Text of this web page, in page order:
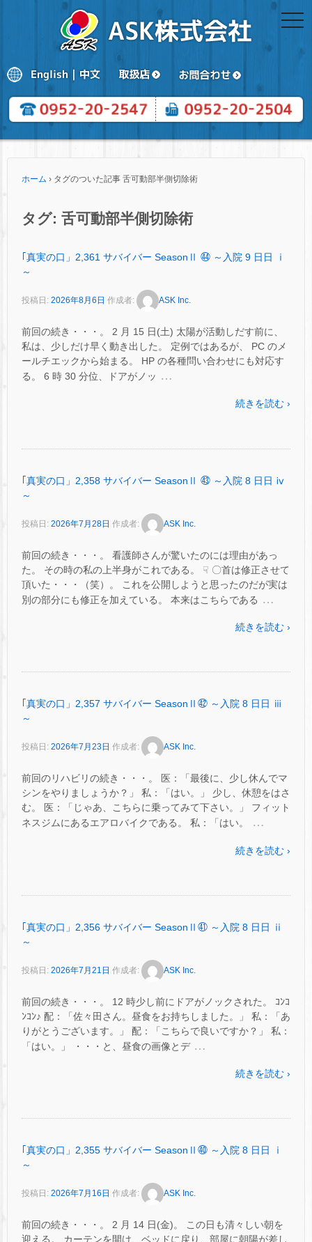
ホーム › タグのついた記事 舌可動部半側切除術
タグ: 舌可動部半側切除術
｢真実の口」2,361 サバイバー SeasonⅡ ㊹ ～入院 9 日日 ⅰ
～
投稿日: 2026年8月6日 作成者: ASK Inc.
前回の続き・・・。 2 月 15 日(土) 太陽が活動しだす前に、
私は、少しだけ早く動き出した。 定例ではあるが、 PC のメ
ールチエックから始まる。 HP の各種問い合わせにも対応す
る。 6 時 30 分位、ドアがノッ …
続きを読む ›
｢真実の口」2,358 サバイバー SeasonⅡ ㊸ ～入院 8 日日 ⅳ
～
投稿日: 2026年7月28日 作成者: ASK Inc.
前回の続き・・・。 看護師さんが驚いたのには理由があっ
た。 その時の私の上半身がこれである。 ☟ 〇首は修正させて
頂いた・・・（笑）。 これを公開しようと思ったのだが実は
別の部分にも修正を加えている。 本来はこちらである …
続きを読む ›
｢真実の口」2,357 サバイバー SeasonⅡ㊷ ～入院 8 日日 ⅲ
～
投稿日: 2026年7月23日 作成者: ASK Inc.
前回のリハビリの続き・・・。 医：「最後に、少し休んでマ
シンをやりましょうか？」 私：「はい。」 少し、休憩をはさ
む。 医：「じゃあ、こちらに乗ってみて下さい。」 フィット
ネスジムにあるエアロバイクである。 私：「はい。
…
続きを読む ›
｢真実の口」2,356 サバイバー SeasonⅡ㊶ ～入院 8 日日 ⅱ
～
投稿日: 2026年7月21日 作成者: ASK Inc.
前回の続き・・・。 12 時少し前にドアがノックされた。 ｺﾝｺ
ﾝｺﾝ♪ 配：「佐々田さん。昼食をお持ちしました。」 私：「あ
りがとうございます。」 配：「こちらで良いですか？」 私：
「はい。」 ・・・と、昼食の画像とデ …
続きを読む ›
｢真実の口」2,355 サバイバー SeasonⅡ㊵ ～入院 8 日日 ⅰ
～
投稿日: 2026年7月16日 作成者: ASK Inc.
前回の続き・・・。 2 月 14 日(金)。 この日も清々しい朝を
迎える。 カーテンを開け、ベッドに戻り、部屋に朝陽が差し